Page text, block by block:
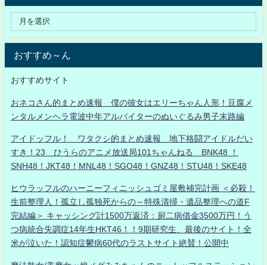
おすすめ～ん
おすすめサイト
おネコさん的まとめ速報 僕の彼女はエリーちゃん人形！豆腐メ
ンタルメンヘラ電波中年アルバイターのぬいぐるみ男子末路編
アイドッフル！ ワタクシ的まとめ速報 地下格闘アイドルだい
すき！23 ひうらのアニメ放送局101ちゃんねる BNK48 ！
SNH48！JKT48！MNL48！SGO48！GNZ48！STU48！SKE48
ヒウラッフルのハーニーフィニッシュゴミ屋敷補完計画 ＜必殺！
生前整理人！孤立し孤独死からの～特殊清掃・遺品整理への道F
完結編＞ キャッシング計1500万返済：厨二病借金3500万円！う
つ病統合失調症14年生HKT46！！9期研究生、最後のサイト！全
米が泣いた！認知症鬱病60代のラストサイト絶賛！公開中